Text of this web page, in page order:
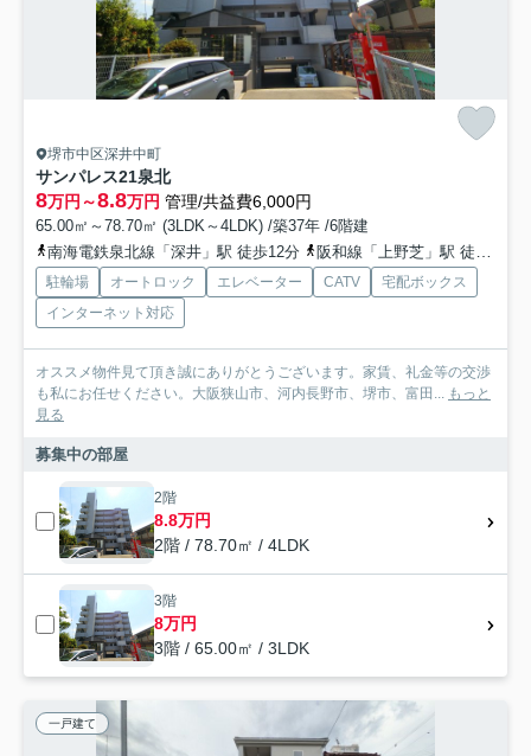
堺市中区深井中町
サンパレス21泉北
8万円～8.8万円 管理/共益費6,000円
65.00㎡～78.70㎡ (3LDK～4LDK) /築37年 /6階建
南海電鉄泉北線「深井」駅 徒歩12分
阪和線「上野芝」駅 徒歩28分
駐輪場 オートロック エレベーター CATV
宅配ボックス
インターネット対応
オススメ物件見て頂き誠にありがとうございます。家賃、礼金等の交渉
も私にお任せください。大阪狭山市、河内長野市、堺市、富田...
もっと
見る
募集中の部屋
2階
8.8万円
2階 / 78.70㎡ / 4LDK
3階
8万円
3階 / 65.00㎡ / 3LDK
一戸建て